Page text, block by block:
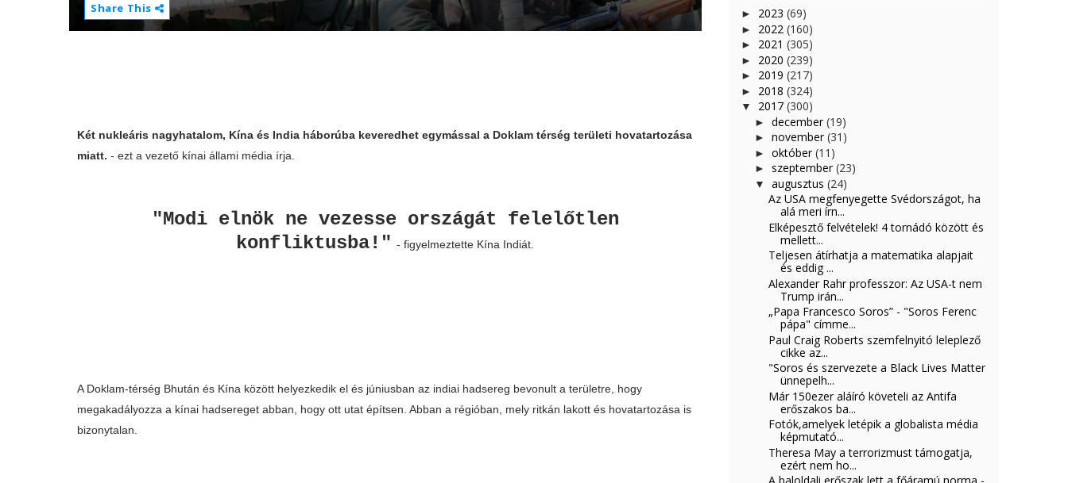
Share This
Két nukleáris nagyhatalom, Kína és India háborúba keveredhet egymással a Doklam térség területi hovatartozása
miatt. - ezt a vezető kínai állami média írja.
"Modi elnök ne vezesse országát felelőtlen
konfliktusba!" - figyelmeztette Kína Indiát.
A Doklam-térség Bhután és Kína között helyezkedik el és júniusban az indiai hadsereg bevonult a területre, hogy
megakadályozza a kínai hadsereget abban, hogy ott utat építsen. Abban a régióban, mely ritkán lakott és hovatartozása is
bizonytalan.
► 2023 (69)
► 2022 (160)
► 2021 (305)
► 2020 (239)
► 2019 (217)
► 2018 (324)
▼ 2017 (300)
► december (19)
► november (31)
► október (11)
► szeptember (23)
▼ augusztus (24)
Az USA megfenyegette Svédországot, ha
alá meri írn...
Elképesztő felvételek! 4 tornádó között és
mellett...
Teljesen átírhatja a matematika alapjait
és eddig ...
Alexander Rahr professzor: Az USA-t nem
Trump irán...
„Papa Francesco Soros” - "Soros Ferenc
pápa" címme...
Paul Craig Roberts szemfelnyitó leleplező
cikke az...
"Soros és szervezete a Black Lives Matter
ünnepelh...
Már 150ezer aláíró követeli az Antifa
erőszakos ba...
Fotók,amelyek letépik a globalista média
képmutató...
Theresa May a terrorizmust támogatja,
ezért nem ho...